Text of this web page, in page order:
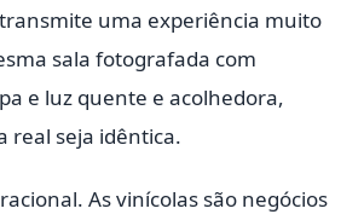
uma experiência muito
sala fotografada com
e luz quente e acolhedora,
real seja idêntica.
As vinícolas são negócios